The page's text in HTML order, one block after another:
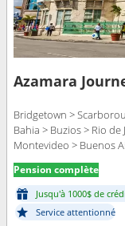
Azamara
Bridgetown >
Bahia > Buzios > Rio
Montevideo > Buenos
Pension complète
Jusqu'à 1000$ de
Service attentionné